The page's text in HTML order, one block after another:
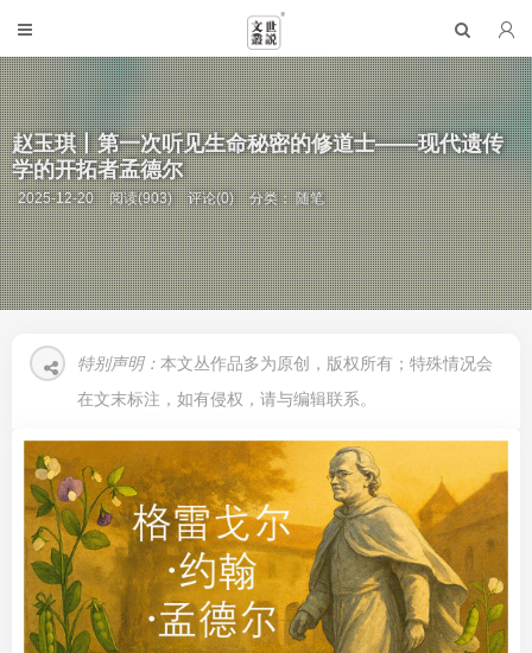
赵玉琪丨第一次听见生命秘密的修道士——现代遗传
学的开拓者孟德尔
2025-12-20 阅读(903) 评论(0) 分类：随笔
特别声明： 本文丛作品多为原创，版权所有；特殊情况会
在文末标注，如有侵权，请与编辑联系。